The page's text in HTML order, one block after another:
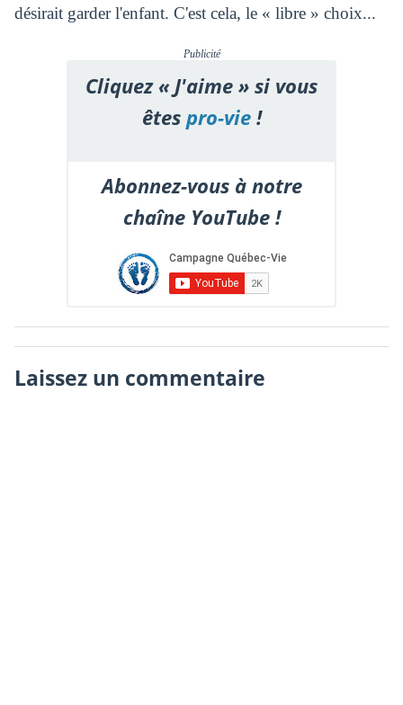
désirait garder l'enfant. C'est cela, le « libre » choix...
Publicité
Cliquez « J'aime » si vous
êtespro-vie!
Abonnez-vous à notre
chaîne YouTube !
Laissez un commentaire